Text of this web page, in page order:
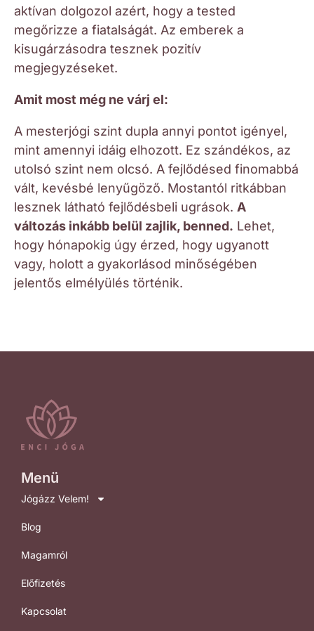
aktívan dolgozol azért, hogy a tested
megőrizze a fiatalságát. Az emberek a
kisugárzásodra tesznek pozitív
megjegyzéseket.
Amit most még ne várj el:
A mesterjógi szint dupla annyi pontot igényel,
mint amennyi idáig elhozott. Ez szándékos, az
utolsó szint nem olcsó. A fejlődésed finomabbá
vált, kevésbé lenyűgöző. Mostantól ritkábban
lesznek látható fejlődésbeli ugrások. A
változás inkább belül zajlik, benned. Lehet,
hogy hónapokig úgy érzed, hogy ugyanott
vagy, holott a gyakorlásod minőségében
jelentős elmélyülés történik.
Menü
Jógázz Velem!
Blog
Magamról
Előfizetés
Kapcsolat